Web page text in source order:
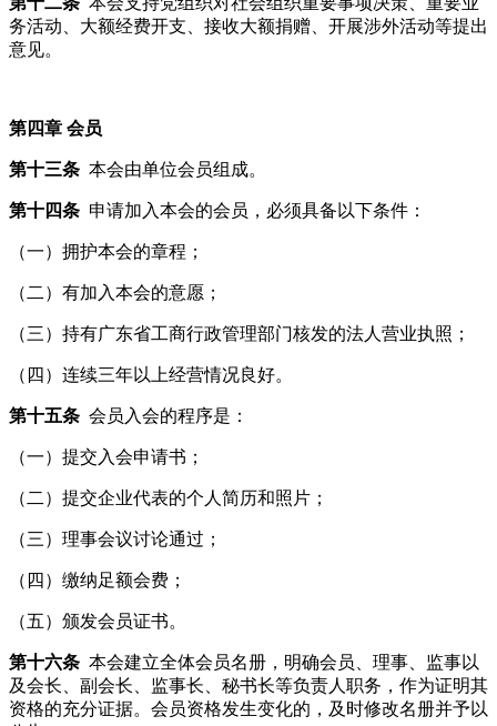
务活动、大额经费开支、接收大额捐赠、开展涉外活动等提出
意见。
第四章 会员
第十三条 本会由单位会员组成。
第十四条 申请加入本会的会员，必须具备以下条件：
（一）拥护本会的章程；
（二）有加入本会的意愿；
（三）持有广东省工商行政管理部门核发的法人营业执照；
（四）连续三年以上经营情况良好。
第十五条 会员入会的程序是：
（一）提交入会申请书；
（二）提交企业代表的个人简历和照片；
（三）理事会议讨论通过；
（四）缴纳足额会费；
（五）颁发会员证书。
第十六条 本会建立全体会员名册，明确会员、理事、监事以
及会长、副会长、监事长、秘书长等负责人职务，作为证明其
资格的充分证据。会员资格发生变化的，及时修改名册并予以